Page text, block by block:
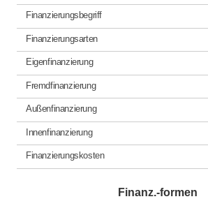
Finanzierungsbegriff
Finanzierungsarten
Eigenfinanzierung
Fremdfinanzierung
Außenfinanzierung
Innenfinanzierung
Finanzierungskosten
Finanz.-formen